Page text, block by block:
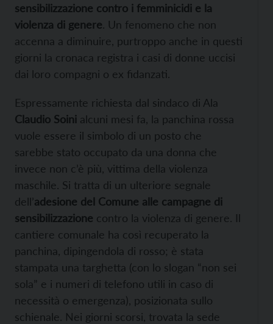
sensibilizzazione contro i femminicidi e la
violenza di genere. Un fenomeno che non
accenna a diminuire, purtroppo anche in questi
giorni la cronaca registra i casi di donne uccisi
dai loro compagni o ex fidanzati.
Espressamente richiesta dal sindaco di Ala
Claudio Soini alcuni mesi fa, la panchina rossa
vuole essere il simbolo di un posto che
sarebbe stato occupato da una donna che
invece non c’è più, vittima della violenza
maschile. Si tratta di un ulteriore segnale
dell’adesione del Comune alle campagne di
sensibilizzazione contro la violenza di genere. Il
cantiere comunale ha così recuperato la
panchina, dipingendola di rosso; è stata
stampata una targhetta (con lo slogan “non sei
sola” e i numeri di telefono utili in caso di
necessità o emergenza), posizionata sullo
schienale. Nei giorni scorsi, trovata la sede